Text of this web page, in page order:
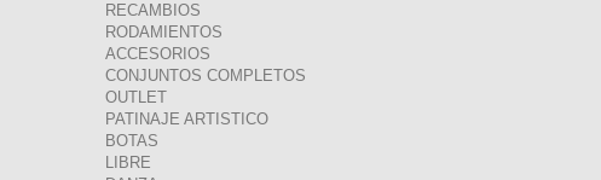
RECAMBIOS
RODAMIENTOS
ACCESORIOS
CONJUNTOS COMPLETOS
OUTLET
PATINAJE ARTISTICO
BOTAS
LIBRE